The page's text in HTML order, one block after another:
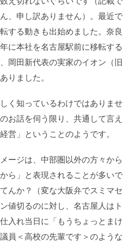
、申し訳ありません）。最近で
する動きも出始めました。奈良
に本社を名古屋駅前に移転する
岡田新代表の実家のイオン（旧
りました。
く知っているわけではありませ
お話を伺う限り、共通して言え
営」ということのようです。
ージは、中部圏以外の方々から
ら」と表現されることが多いで
んか？（変な大阪弁でスミマセ
値切るのに対し、名古屋人はト
入れ当日に「もうちょっとまけ
員＜高校の先輩です＞のような